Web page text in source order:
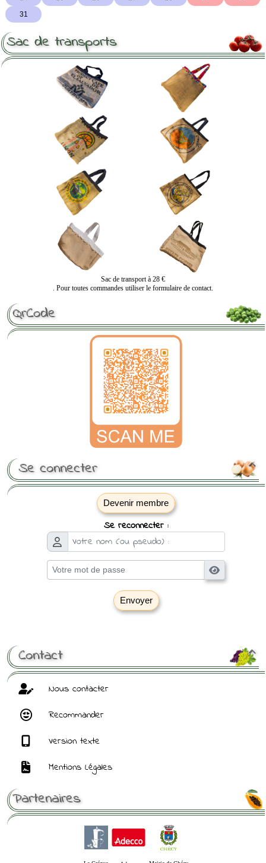
Sac de transports
Sac de transport à 28 €
. Pour toutes commandes utiliser le formulaire de contact.
QrCode

Se connecter
Devenir membre
Se reconnecter :
Envoyer

Contact
Nous contacter
Recommander
Version texte
Mentions Légales
Partenaires